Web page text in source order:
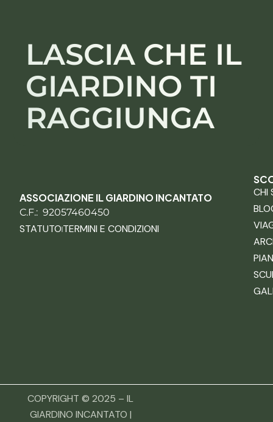
LASCIA CHE IL
GIARDINO TI
RAGGIUNGA
ASSOCIAZIONE IL GIARDINO INCANTATO
C.F.: 92057460450
STATUTOTERMINI E CONDIZIONI
CHI
COPYRIGHT © 2025 – IL
GIARDINO INCANTATO |